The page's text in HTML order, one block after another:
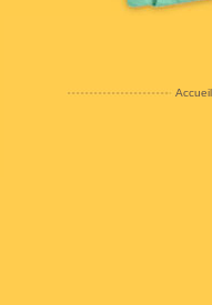
Accueil